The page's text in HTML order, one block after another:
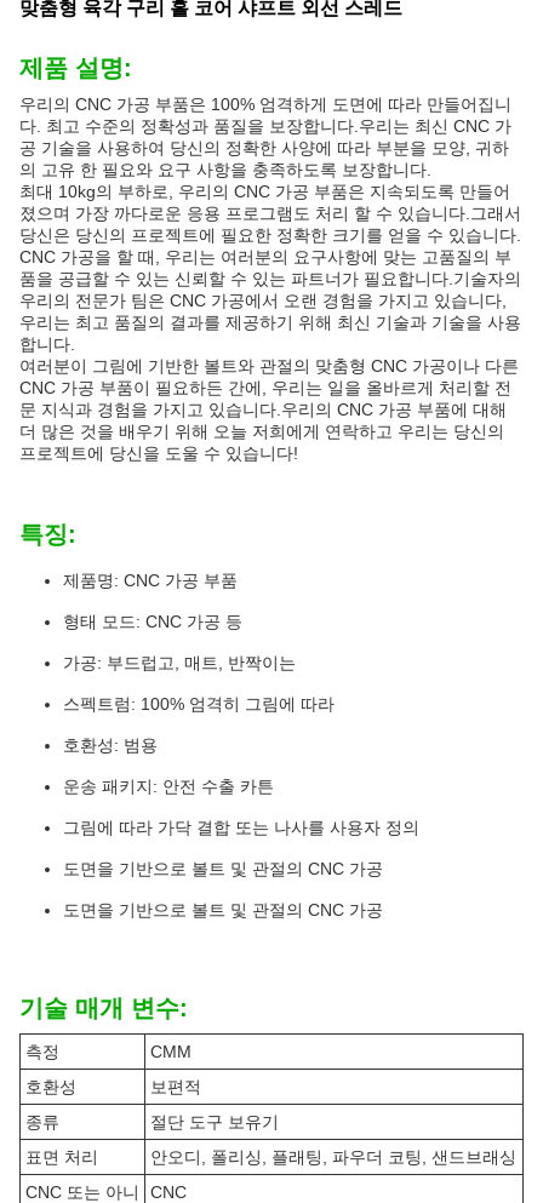
맞춤형 육각 구리 홀 코어 샤프트 외선 스레드
제품 설명:
우리의 CNC 가공 부품은 100% 엄격하게 도면에 따라 만들어집니
다. 최고 수준의 정확성과 품질을 보장합니다.우리는 최신 CNC 가
공 기술을 사용하여 당신의 정확한 사양에 따라 부분을 모양, 귀하
의 고유 한 필요와 요구 사항을 충족하도록 보장합니다.
최대 10kg의 부하로, 우리의 CNC 가공 부품은 지속되도록 만들어
졌으며 가장 까다로운 응용 프로그램도 처리 할 수 있습니다.그래서
당신은 당신의 프로젝트에 필요한 정확한 크기를 얻을 수 있습니다.
CNC 가공을 할 때, 우리는 여러분의 요구사항에 맞는 고품질의 부
품을 공급할 수 있는 신뢰할 수 있는 파트너가 필요합니다.기술자의
우리의 전문가 팀은 CNC 가공에서 오랜 경험을 가지고 있습니다,
우리는 최고 품질의 결과를 제공하기 위해 최신 기술과 기술을 사용
합니다.
여러분이 그림에 기반한 볼트와 관절의 맞춤형 CNC 가공이나 다른
CNC 가공 부품이 필요하든 간에, 우리는 일을 올바르게 처리할 전
문 지식과 경험을 가지고 있습니다.우리의 CNC 가공 부품에 대해
더 많은 것을 배우기 위해 오늘 저희에게 연락하고 우리는 당신의
프로젝트에 당신을 도울 수 있습니다!
특징:
제품명: CNC 가공 부품
형태 모드: CNC 가공 등
가공: 부드럽고, 매트, 반짝이는
스펙트럼: 100% 엄격히 그림에 따라
호환성: 범용
운송 패키지: 안전 수출 카튼
그림에 따라 가닥 결합 또는 나사를 사용자 정의
도면을 기반으로 볼트 및 관절의 CNC 가공
도면을 기반으로 볼트 및 관절의 CNC 가공
기술 매개 변수:
측정
CMM
호환성
보편적
종류
절단 도구 보유기
표면 처리
안오디, 폴리싱, 플래팅, 파우더 코팅, 샌드브래싱
CNC 또는 아니
CNC